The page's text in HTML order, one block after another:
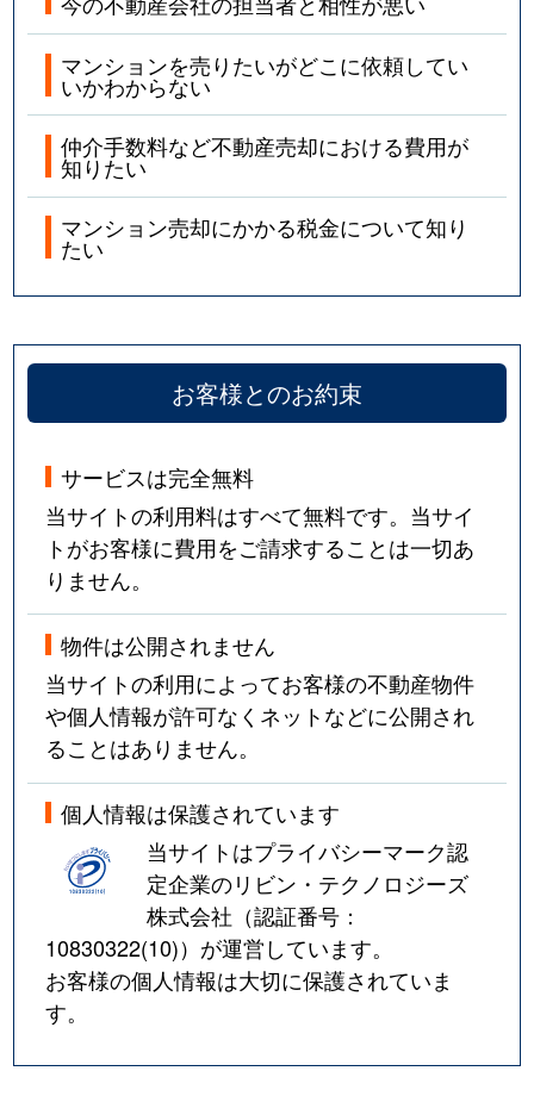
マンションを売りたいがどこに依頼してい
いかわからない
仲介手数料など不動産売却における費用が
知りたい
マンション売却にかかる税金について知り
たい
お客様とのお約束
サービスは完全無料
当サイトの利用料はすべて無料です。当サイ
トがお客様に費用をご請求することは一切あ
りません。
物件は公開されません
当サイトの利用によってお客様の不動産物件
や個人情報が許可なくネットなどに公開され
ることはありません。
個人情報は保護されています
当サイトはプライバシーマーク認
定企業のリビン・テクノロジーズ
株式会社（認証番号：
10830322(10)）が運営しています。
お客様の個人情報は大切に保護されていま
す。